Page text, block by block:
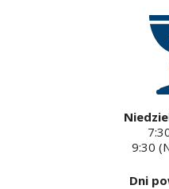
9:30
Dni